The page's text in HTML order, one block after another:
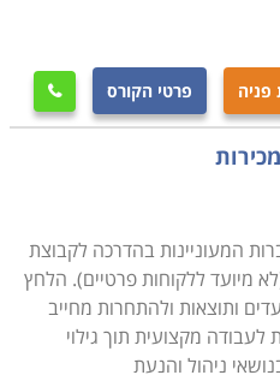
להמשיך לעסוק בתחום בו
אם אתם בעלי עסקים אין
שיעזרו לכם לנהל את
לעבוד בתחום, להיות
בחברות השונות ולהמשיך
במוסדות לימוד רבים בארץ,
הניהול, לימודי חוץ של
האוניברסיטה הפתוחה
בית ספר תפנית, כך גם
אביב, חיפה, ירושלים וערים
פרטי הקורס 
המעוניינות בהדרכה לקבוצת
מיועד ללקוחות פרטיים). הלחץ
ותוצאות ולהתחרות מחייב
מקצועית תוך גילוי
ניהול והנעת